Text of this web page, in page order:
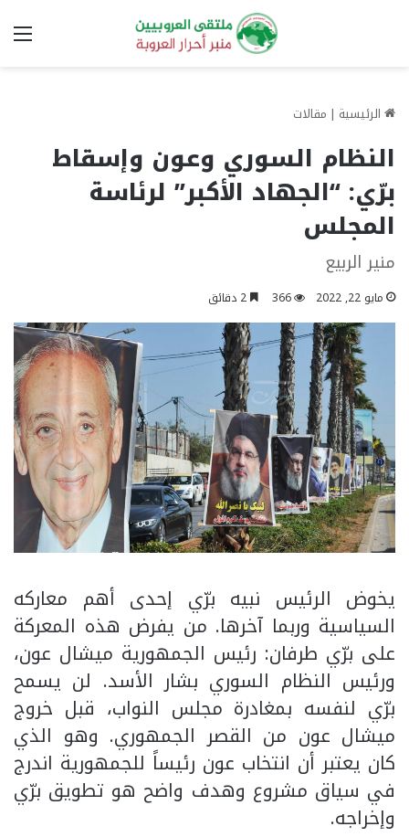
الرئيسية | مقالات
النظام السوري وعون وإسقاط
برّي: “الجهاد الأكبر” لرئاسة
المجلس
منير الربيع
مايو 22, 2022 366
يخوض الرئيس نبيه برّي إحدى أهم معاركه
السياسية وربما آخرها. من يفرض هذه المعركة
على برّي طرفان: رئيس الجمهورية ميشال عون،
ورئيس النظام السوري بشار الأسد. لن يسمح
برّي لنفسه بمغادرة مجلس النواب، قبل خروج
ميشال عون من القصر الجمهوري. وهو الذي
كان يعتبر أن انتخاب عون رئيساً للجمهورية اندرج
في سياق مشروع وهدف واضح هو تطويق برّي
وإخراجه.